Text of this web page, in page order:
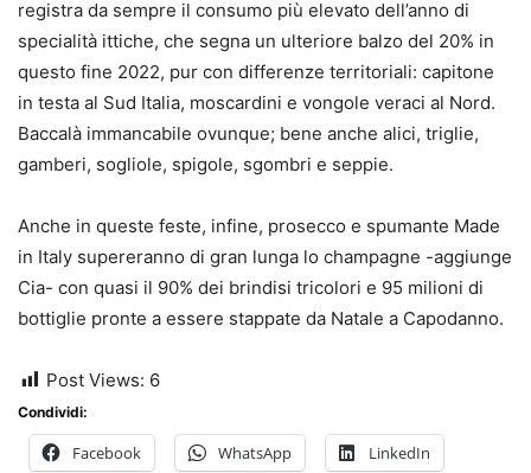
registra da sempre il consumo più elevato dell’anno di
specialità ittiche, che segna un ulteriore balzo del 20% in
questo fine 2022, pur con differenze territoriali: capitone
in testa al Sud Italia, moscardini e vongole veraci al Nord.
Baccalà immancabile ovunque; bene anche alici, triglie,
gamberi, sogliole, spigole, sgombri e seppie.
Anche in queste feste, infine, prosecco e spumante Made
in Italy supereranno di gran lunga lo champagne -aggiunge
Cia- con quasi il 90% dei brindisi tricolori e 95 milioni di
bottiglie pronte a essere stappate da Natale a Capodanno.
Post Views: 6
Condividi:
Facebook WhatsApp LinkedIn